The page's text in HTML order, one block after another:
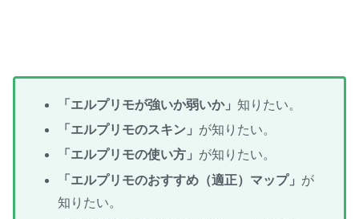
「エルプリモが強いか弱いか」知りたい。
「エルプリモのスキン」 が知りたい。
「エルプリモの使い方」 が知りたい。
「エルプリモのおすすめ（適正）マップ」 が
知りたい。